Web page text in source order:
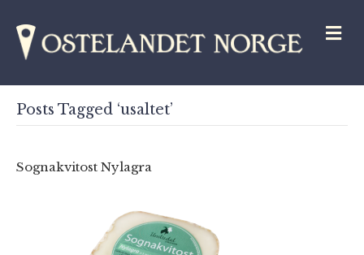
Posts Tagged ‘usaltet’
Sognakvitost Nylagra